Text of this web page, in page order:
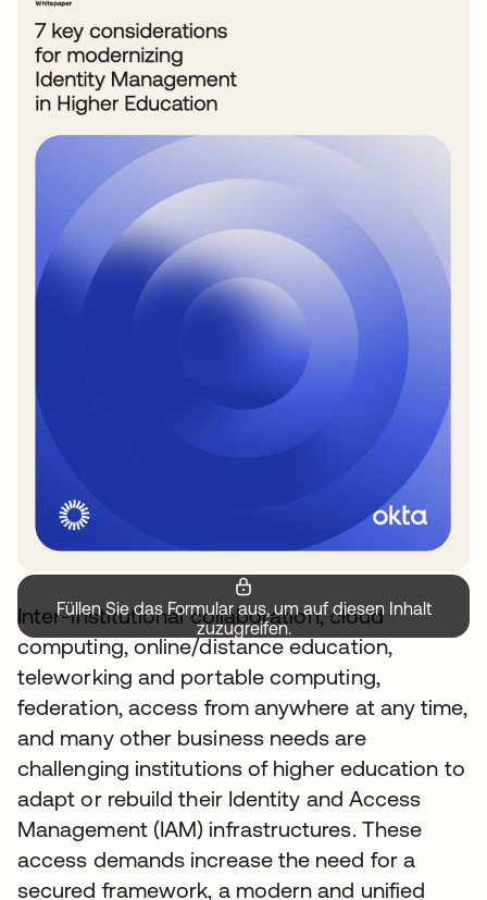
Füllen Sie das Formular aus, um auf diesen Inhalt
zuzugreifen.
Inter-institutional collaboration, cloud
computing, online/distance education,
teleworking and portable computing,
federation, access from anywhere at any time,
and many other business needs are
challenging institutions of higher education to
adapt or rebuild their Identity and Access
Management (IAM) infrastructures. These
access demands increase the need for a
secured framework, a modern and unified